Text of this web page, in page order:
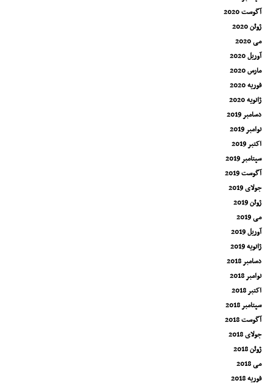
آگوست 2020
ژوئن 2020
می 2020
آوریل 2020
مارس 2020
فوریه 2020
ژانویه 2020
دسامبر 2019
نوامبر 2019
اکتبر 2019
سپتامبر 2019
آگوست 2019
جولای 2019
ژوئن 2019
می 2019
آوریل 2019
ژانویه 2019
دسامبر 2018
نوامبر 2018
اکتبر 2018
سپتامبر 2018
آگوست 2018
جولای 2018
ژوئن 2018
می 2018
فوریه 2018